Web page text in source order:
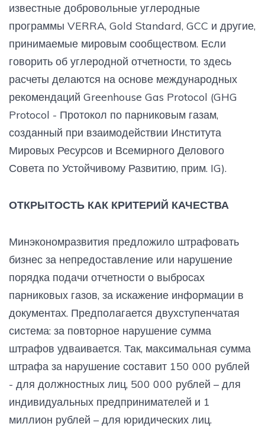
известные добровольные углеродные
программы VERRA, Gold Standard, GCC и другие,
принимаемые мировым сообществом. Если
говорить об углеродной отчетности, то здесь
расчеты делаются на основе международных
рекомендаций Greenhouse Gas Protocol (GHG
Protocol - Протокол по парниковым газам,
созданный при взаимодействии Института
Мировых Ресурсов и Всемирного Делового
Совета по Устойчивому Развитию, прим. IG).
ОТКРЫТОСТЬ КАК КРИТЕРИЙ КАЧЕСТВА
Минэкономразвития предложило штрафовать
бизнес за непредоставление или нарушение
порядка подачи отчетности о выбросах
парниковых газов, за искажение информации в
документах. Предполагается двухступенчатая
система: за повторное нарушение сумма
штрафов удваивается. Так, максимальная сумма
штрафа за нарушение составит 150 000 рублей
- для должностных лиц, 500 000 рублей – для
индивидуальных предпринимателей и 1
миллион рублей – для юридических лиц.